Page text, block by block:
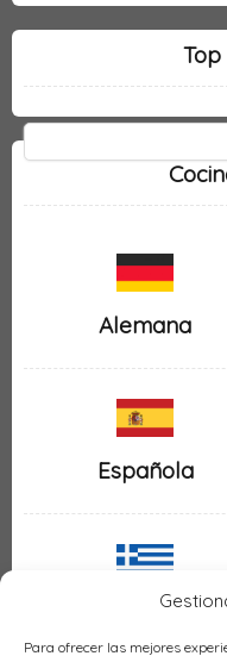
Para ofrecer las mejores
Alemana
Española
Griega